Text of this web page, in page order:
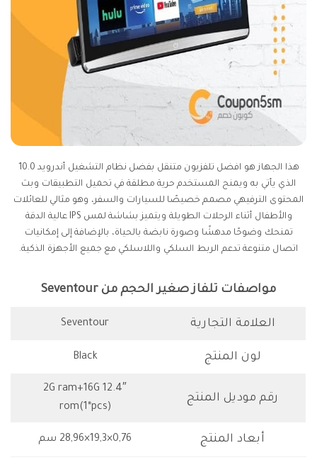
هذا الجهاز هو افضل تلفزيون متنقل بفضل نظام التشغيل أندرويد 10.0
الذي يأتي به ويمنح المستخدم حرية مطلقة في تحميل التطبيقات وبث
المحتوى الترفيهي مصمم خصيصًا للسيارات والسفر، وهو مثالي للعائلات
والأطفال أثناء الرحلات الطويلة ويتميز بشاشة لمس IPS عالية الدقة
تمنحك وضوحًا مدهشًا وصورة نابضة بالحياة، بالإضافة إلى إمكانيات
اتصال متنوعة تدعم الربط السلكي واللاسلكي مع جميع الأجهزة الذكية.
مواصفات تلفاز صغير الحجم من Seventour
العلامة التجارية Seventour
لون المنتج Black
رقم موديل المنتج
12.4″ 2G ram+16G
rom(1*pcs)
أبعاد المنتج ‎ 28,96×19,3×0,76سم